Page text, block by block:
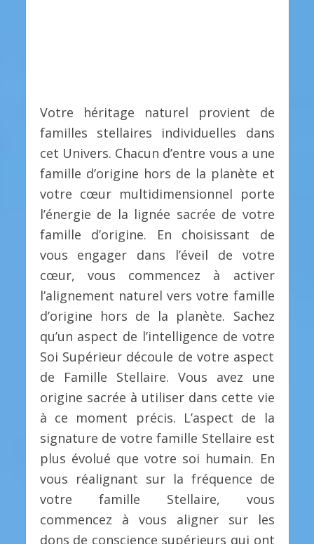
Votre héritage naturel provient de
familles stellaires individuelles dans
cet Univers. Chacun d’entre vous a une
famille d’origine hors de la planète et
votre cœur multidimensionnel porte
l’énergie de la lignée sacrée de votre
famille d’origine. En choisissant de
vous engager dans l’éveil de votre
cœur, vous commencez à activer
l’alignement naturel vers votre famille
d’origine hors de la planète. Sachez
qu’un aspect de l’intelligence de votre
Soi Supérieur découle de votre aspect
de Famille Stellaire. Vous avez une
origine sacrée à utiliser dans cette vie
à ce moment précis. L’aspect de la
signature de votre famille Stellaire est
plus évolué que votre soi humain. En
vous réalignant sur la fréquence de
votre famille Stellaire, vous
commencez à vous aligner sur les
dons de conscience supérieurs qui ont